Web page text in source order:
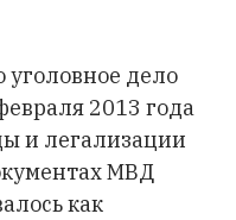
уголовное дело
2013 года
и легализации
МВД
как